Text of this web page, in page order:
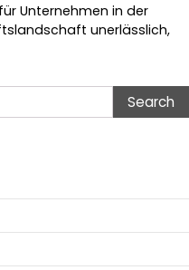
Unternehmen in der
unerlässlich,